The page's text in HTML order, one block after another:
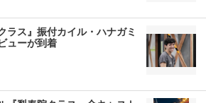
ラス』振付カイル・ハナガミ
ューが到着